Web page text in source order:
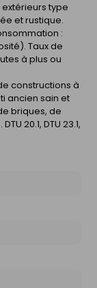
type
et rustique.
:
Taux de
à plus ou
constructions à
ancien sain et
briques, de
20.1, DTU 23.1,